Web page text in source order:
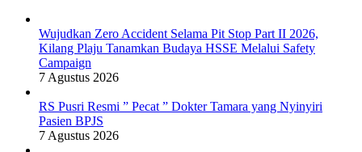
Wujudkan Zero Accident Selama Pit Stop Part II 2026,
Kilang Plaju Tanamkan Budaya HSSE Melalui Safety
Campaign
7 Agustus 2026
RS Pusri Resmi ” Pecat ” Dokter Tamara yang Nyinyiri
Pasien BPJS
7 Agustus 2026